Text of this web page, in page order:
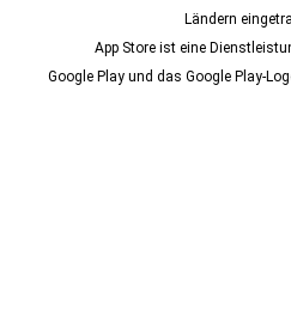
Ländern
App Store ist eine
Google Play und das Google Play-